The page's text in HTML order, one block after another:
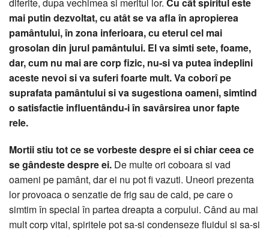
mai putin dezvoltat, cu atât se va afla în apropierea
pamântului, în zona inferioara, cu eterul cel mai
grosolan din jurul pamântului. El va simti sete, foame,
dar, cum nu mai are corp fizic, nu-si va putea îndeplini
aceste nevoi si va suferi foarte mult. Va coborî pe
suprafata pamântului si va sugestiona oameni, simtind
o satisfactie influentându-i în savârsirea unor fapte
rele.
Mortii stiu tot ce se vorbeste despre ei si chiar ceea ce
se gândeste despre ei. De multe ori coboara si vad
oameni pe pamânt, dar ei nu pot fi vazuti. Uneori prezenta
lor provoaca o senzatie de frig sau de cald, pe care o
simtim în special în partea dreapta a corpului. Când au mai
mult corp vital, spiritele pot sa-si condenseze fluidul si sa-si